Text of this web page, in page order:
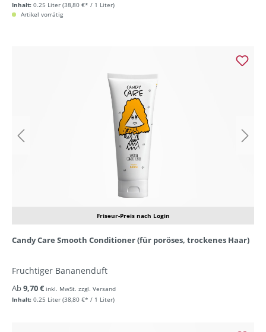
Inhalt: 0.25 Liter (38,80 €* / 1 Liter)
Artikel vorrätig
Friseur-Preis nach Login
Candy Care Smooth Conditioner (für poröses, trockenes Haar)
Fruchtiger Bananenduft
Inhalt: 0.25 Liter (38,80 €* / 1 Liter)
Ab9,70 € inkl. MwSt. zzgl. Versand